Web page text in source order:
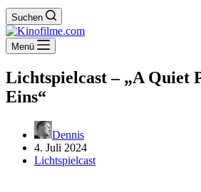
Suchen
Menü
Lichtspielcast – „A Quiet
Eins“
Dennis
4. Juli 2024
Lichtspielcast